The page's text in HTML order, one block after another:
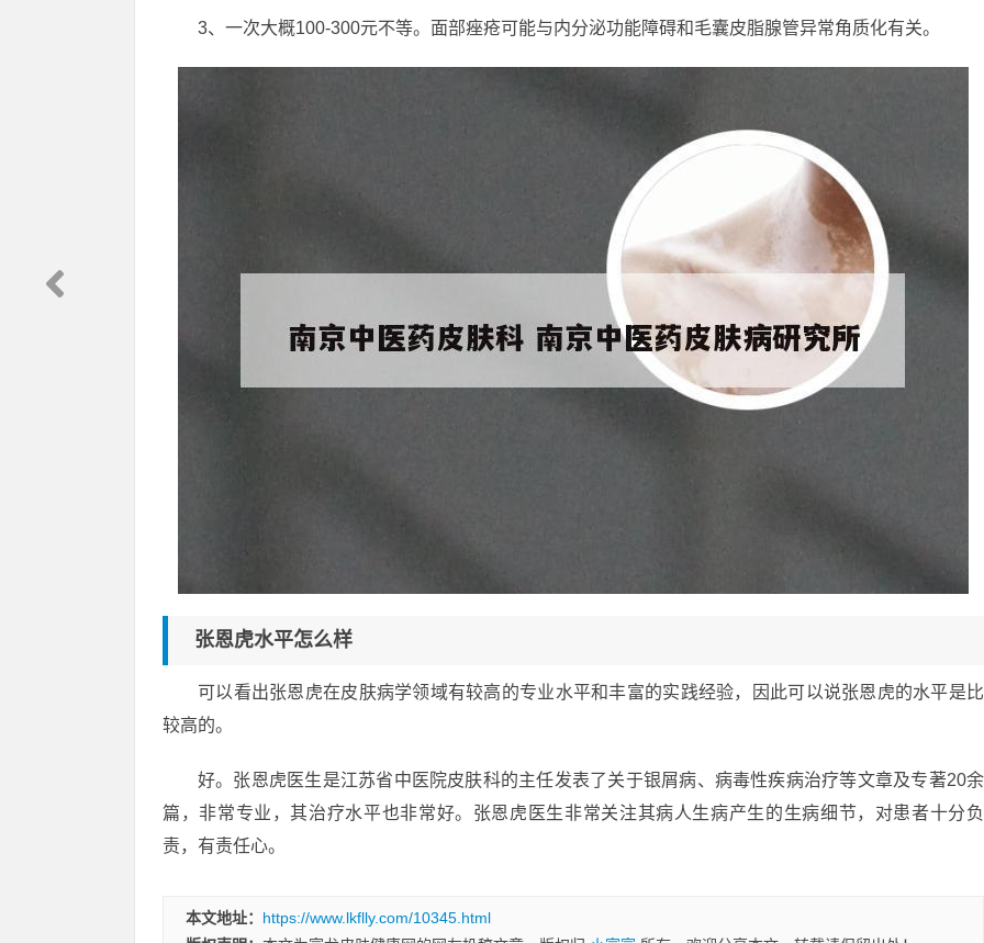
3、一次大概100-300元不等。面部痤疮可能与内分泌功能障碍和毛囊皮脂腺管异常角质化有关。
张恩虎水平怎么样
可以看出张恩虎在皮肤病学领域有较高的专业水平和丰富的实践经验，因此可以说张恩虎的水平是比
较高的。
好。张恩虎医生是江苏省中医院皮肤科的主任发表了关于银屑病、病毒性疾病治疗等文章及专著20余
篇，非常专业，其治疗水平也非常好。张恩虎医生非常关注其病人生病产生的生病细节，对患者十分负
责，有责任心。
本文地址： https://www.lkflly.com/10345.html